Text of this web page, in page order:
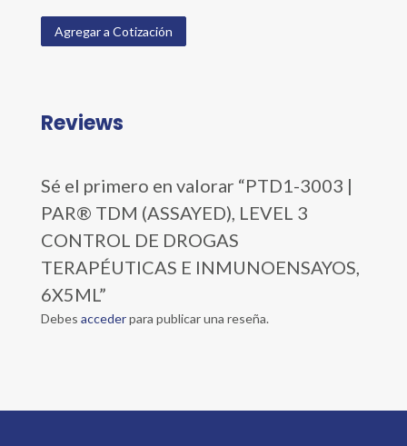
Agregar a Cotización
Reviews
Sé el primero en valorar “PTD1-3003 |
PAR® TDM (ASSAYED), LEVEL 3
CONTROL DE DROGAS
TERAPÉUTICAS E INMUNOENSAYOS,
6X5ML”
Debes accederpara publicar una reseña.